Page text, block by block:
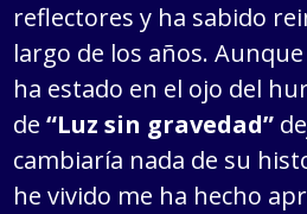
reflectores y ha sabido
largo de los años.
ha estado en el ojo del
de“Luz sin gravedad”
cambiaría nada de su
he vivido me ha hecho